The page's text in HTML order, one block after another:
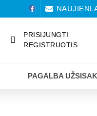
PRISIJUNGTI
REGISTRUOTIS
PAGALBA